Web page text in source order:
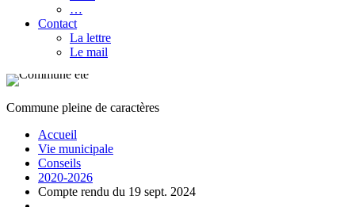
…
Contact
La lettre
Le mail
Commune pleine de caractères
Accueil
Vie municipale
Conseils
2020-2026
Compte rendu du 19 sept. 2024